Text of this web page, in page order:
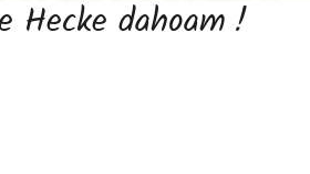
Hecke dahoam !